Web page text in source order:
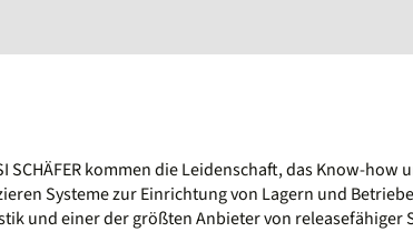
SCHÄFER kommen die Leidenschaft, das Know-
Systeme zur Einrichtung von Lagern und
und einer der größten Anbieter von